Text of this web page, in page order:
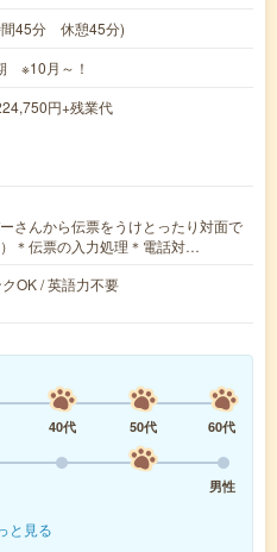
間45分 休憩45分)
※10月～！
円+残業代
さんから伝票をうけとったり対面で
＊伝票の入力処理＊電話対…
OK / 英語力不要
40代 50代
60代
男性
と見る